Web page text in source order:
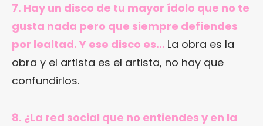
7. Hay un disco de tu mayor ídolo que no te
gusta nada pero que siempre defiendes
por lealtad. Y ese disco es… La obra es la
obra y el artista es el artista, no hay que
confundirlos.
8. ¿La red social que no entiendes y en la